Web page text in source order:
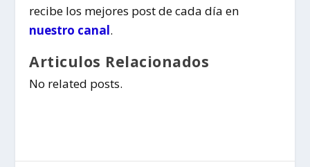
recibe los mejores post de cada día en
nuestro canal.
Articulos Relacionados
No related posts.